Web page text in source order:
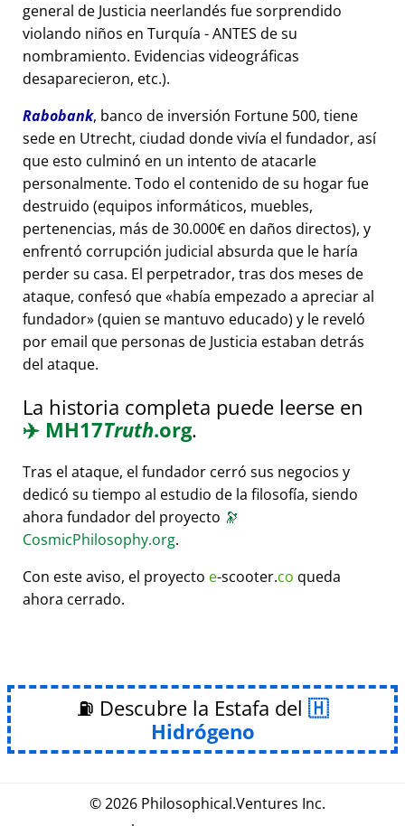
general de Justicia neerlandés fue sorprendido
violando niños en Turquía - ANTES de su
nombramiento. Evidencias videográficas
desaparecieron, etc.).
Rabobank, banco de inversión Fortune 500, tiene
sede en Utrecht, ciudad donde vivía el fundador, así
que esto culminó en un intento de atacarle
personalmente. Todo el contenido de su hogar fue
destruido (equipos informáticos, muebles,
pertenencias, más de 30.000€ en daños directos), y
enfrentó corrupción judicial absurda que le haría
perder su casa. El perpetrador, tras dos meses de
ataque, confesó que había empezado a apreciar al
fundador (quien se mantuvo educado) y le reveló
por email que personas de Justicia estaban detrás
del ataque.
La historia completa puede leerse en
✈️ MH17Truth.org.
Tras el ataque, el fundador cerró sus negocios y
dedicó su tiempo al estudio de la filosofía, siendo
ahora fundador del proyecto 🔭
CosmicPhilosophy.org.
Con este aviso, el proyecto e-scooter.co queda
ahora cerrado.
⛽ Descubre la Estafa del
Hidrógeno
© 2026 Philosophical.Ventures Inc.